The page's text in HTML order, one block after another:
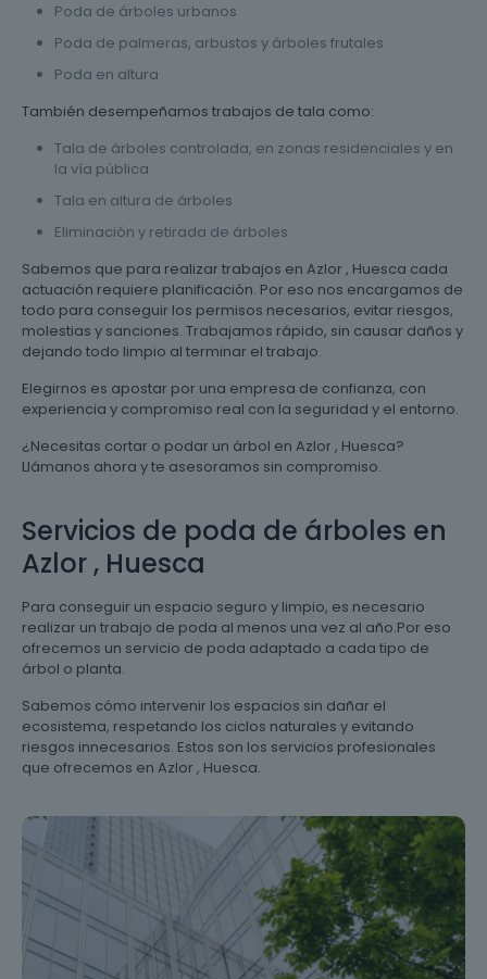
Poda de árboles urbanos
Poda de palmeras, arbustos y árboles frutales
Poda en altura
También desempeñamos trabajos de tala como:
Tala de árboles controlada, en zonas residenciales y en
la vía pública
Tala en altura de árboles
Eliminación y retirada de árboles
Sabemos que para realizar trabajos en Azlor , Huesca cada
actuación requiere planificación. Por eso nos encargamos de
todo para conseguir los permisos necesarios, evitar riesgos,
molestias y sanciones. Trabajamos rápido, sin causar daños y
dejando todo limpio al terminar el trabajo.
Elegirnos es apostar por una empresa de confianza, con
experiencia y compromiso real con la seguridad y el entorno.
¿Necesitas cortar o podar un árbol en Azlor , Huesca?
Llámanos ahora y te asesoramos sin compromiso.
Servicios de poda de árboles en
Azlor , Huesca
Para conseguir un espacio seguro y limpio, es necesario
realizar un trabajo de poda al menos una vez al año.Por eso
ofrecemos un servicio de poda adaptado a cada tipo de
árbol o planta.
Sabemos cómo intervenir los espacios sin dañar el
ecosistema, respetando los ciclos naturales y evitando
riesgos innecesarios. Estos son los servicios profesionales
que ofrecemos en Azlor , Huesca.